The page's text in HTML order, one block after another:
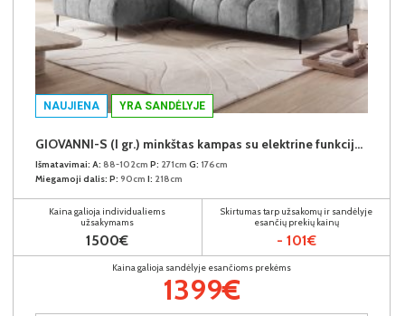
NAUJIENA YRA SANDĖLYJE
GIOVANNI-S (I gr.) minkštas kampas su elektrine funkcija (Aphrodite-21) K
Išmatavimai: A: 88-102cm P: 271cm G: 176cm
Miegamoji dalis: P: 90cm I: 218cm
Kaina galioja individualiems
užsakymams
1500€
Skirtumas tarp užsakomų ir sandėlyje
esančių prekių kainų
- 101€
Kaina galioja sandėlyje esančioms prekėms
1399€